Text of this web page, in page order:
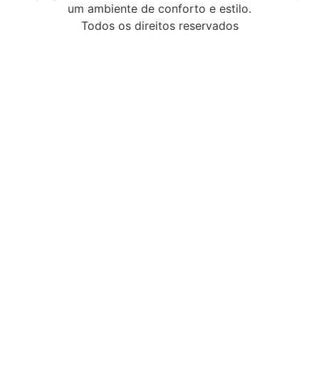
um ambiente de conforto e estilo.
Todos os direitos reservados